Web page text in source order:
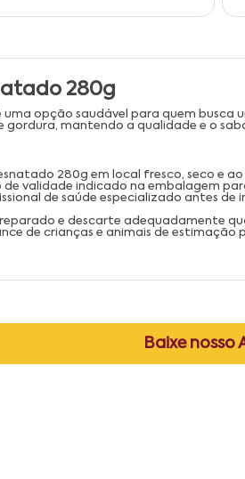
280g
uma opção saudável para quem
gordura, mantendo a qualidade e o
280g em local fresco, seco e
validade indicado na embalagem
de saúde especializado antes de
e descarte adequadamente
de crianças e animais de estimação
Baixe nosso